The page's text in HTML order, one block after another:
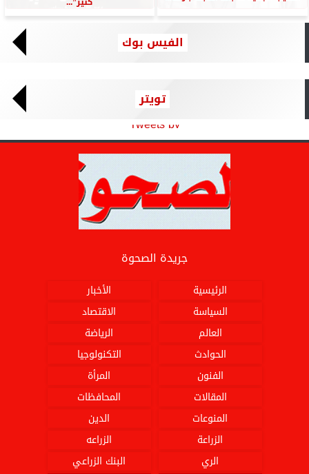
الفيس بوك
تويتر
Tweets by
جريدة الصحوة
الرئيسية
الأخبار
السياسة
الاقتصاد
العالم
الرياضة
الحوادث
التكنولوجيا
الفنون
المرأة
المقالات
المحافظات
المنوعات
الدين
الزراعة
الزراعه
الري
البنك الزراعي